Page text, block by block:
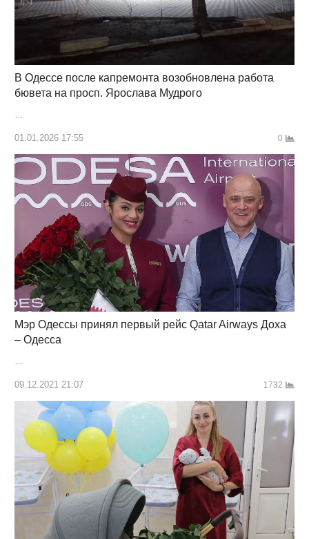
В Одессе после капремонта возобновлена ​​работа
бювета на просп. Ярослава Мудрого
01.01.2026 17:55 0
Мэр Одессы принял первый рейс Qatar Airways Доха
– Одесса
…
09.12.2021 21:07 1732